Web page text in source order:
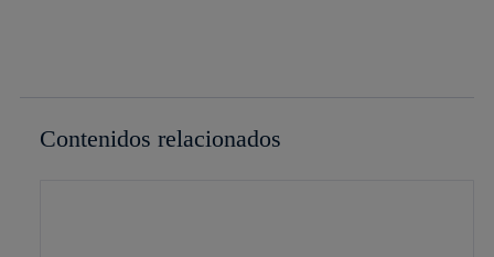
Contenidos relacionados